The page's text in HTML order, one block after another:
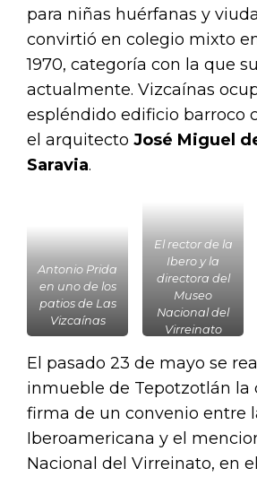
para niñas huérfanas y
convirtió en colegio mixto
1970, categoría con la que
actualmente. Vizcaínas
espléndido edificio barroco
el arquitecto José Miguel
Saravia.
Antonio Prida
en uno de los
patios de Las
Vizcaínas
El rector de la
Ibero y la
directora del
Museo
Nacional del
Virreinato
El pasado 23 de mayo se
inmueble de Tepotzotlán la
firma de un convenio entre
Iberoamericana y el
Nacional del Virreinato, en